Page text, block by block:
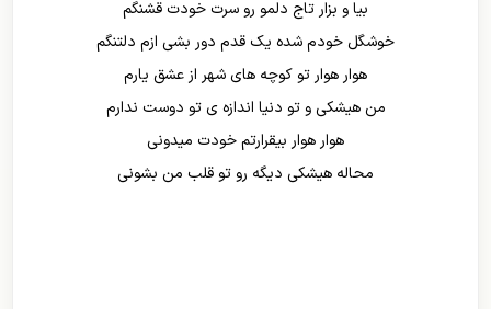
بیا و بزار تاج دلمو رو سرت خودت قشنگم
خوشگل خودم شده یک قدم دور بشی ازم دلتنگم
هوار هوار تو کوچه های شهر از عشق یارم
من هیشکی و تو دنیا اندازه ی تو دوست ندارم
هوار هوار بیقرارتم خودت میدونی
محاله هیشکی دیگه رو تو قلب من بشونی